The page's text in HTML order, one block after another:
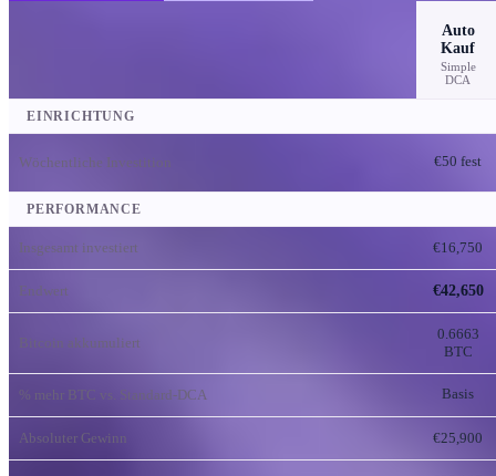
Auto
Kauf
Simple
DCA
EINRICHTUNG
Wöchentliche Investition €50 fest
PERFORMANCE
Insgesamt investiert €16,750
Endwert €42,650
Bitcoin akkumuliert
0.6663
BTC
% mehr BTC vs. Standard-DCA Basis
Absoluter Gewinn €25,900